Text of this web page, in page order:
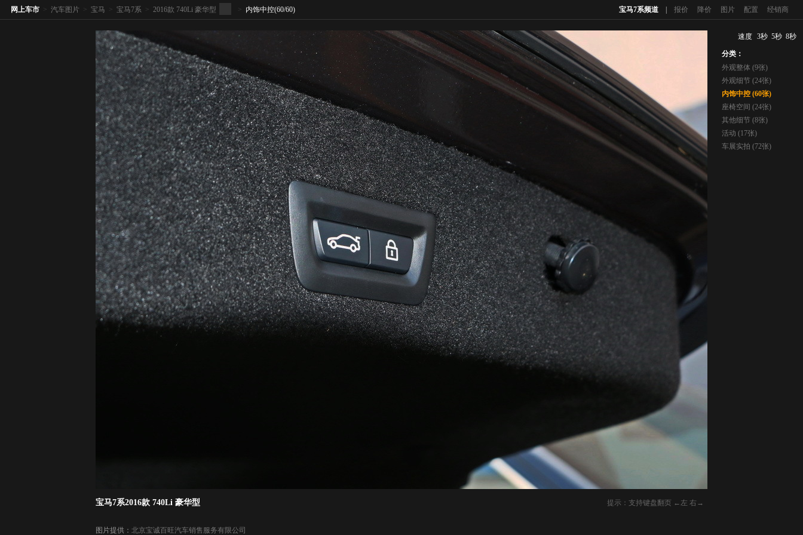
宝马7系频道 报价 降价 图片 配置 经销商
网上车市 > 汽车图片 > 宝马 > 宝马7系 > 2016款 740Li 豪华型 > 内饰中控(60/60)
提示：支持键盘翻页 ←左 右→
宝马7系2016款 740Li 豪华型
图片提供： 北京宝诚百旺汽车销售服务有限公司
速度 3秒 5秒 8秒
分类：
外观整体 (9张)
外观细节 (24张)
内饰中控 (60张)
座椅空间 (24张)
其他细节 (8张)
活动 (17张)
车展实拍 (72张)